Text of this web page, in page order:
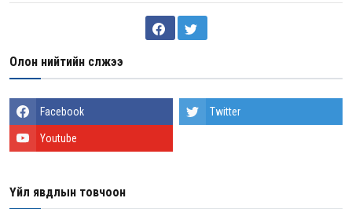
Олон нийтийн сүлжээ
Facebook Twitter
Youtube
Үйл явдлын товчоон